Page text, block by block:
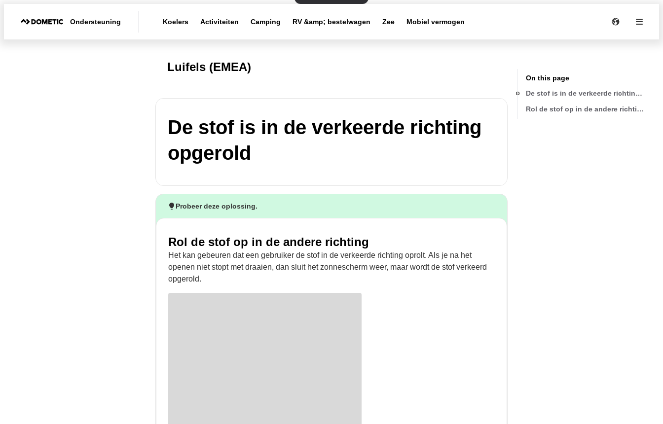
Ondersteuning Koelers Activiteiten Camping RV &amp; bestelwagen Zee Mobiel vermogen
Luifels (EMEA)
De stof is in de verkeerde richting
opgerold
Probeer deze oplossing.
Rol de stof op in de andere richting
Het kan gebeuren dat een gebruiker de stof in de verkeerde richting oprolt. Als je na het
openen niet stopt met draaien, dan sluit het zonnescherm weer, maar wordt de stof verkeerd
opgerold.
On this page
De stof is in de verkeerde richting
Rol de stof op in de andere richting